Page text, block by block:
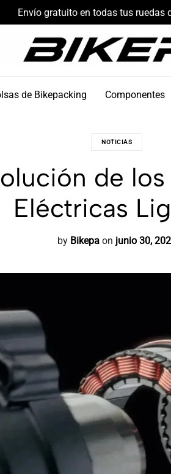
Envío gratuito en todas tus ruedas
de Bikepacking Componentes
NOTICIAS
de
Eléctricas
by Bikepa on junio 30,